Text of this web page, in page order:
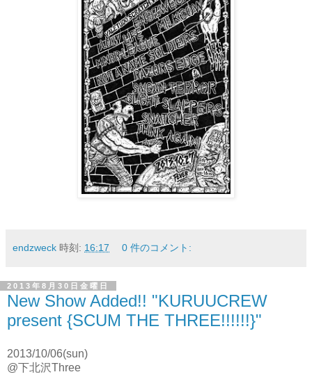
endzweck 時刻: 16:17 0 件のコメント:
2013年8月30日金曜日
New Show Added!! "KURUUCREW
present {SCUM THE THREE!!!!!!}"
2013/10/06(sun)
@下北沢Three